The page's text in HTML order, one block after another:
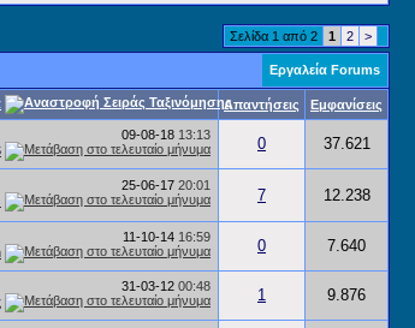
Σελίδα 1 από 2 1 2 >
Εργαλεία Forums
Απαντήσεις Εμφανίσεις
09-08-18 13:13
0 37.621
25-06-17 20:01
7 12.238
11-10-14 16:59
0 7.640
31-03-12 00:48
1 9.876